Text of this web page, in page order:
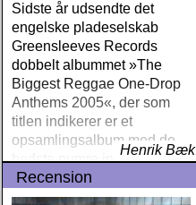
Sidste år udsendte det
engelske pladeselskab
Greensleeves Records
dobbelt albummet »The
Biggest Reggae One-Drop
Anthems 2005«, der som
titlen indikerer er et
opsamlingsalbum med de
bedste numre indenfor den
populære reggaestil kaldet
one-drop
Henrik Bæk
Recension